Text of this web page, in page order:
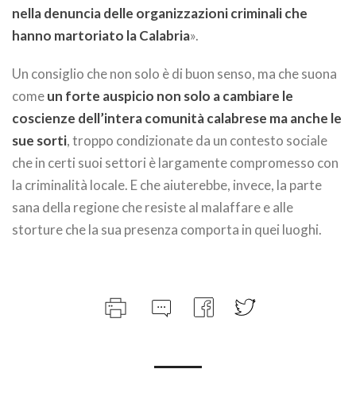
nella denuncia delle organizzazioni criminali che
hanno martoriato la Calabria».
Un consiglio che non solo è di buon senso, ma che suona
comeun forte auspicio non solo a cambiare le
coscienze dell’intera comunità calabrese ma anche le
sue sorti, troppo condizionate da un contesto sociale
che in certi suoi settori è largamente compromesso con
la criminalità locale. E che aiuterebbe, invece, la parte
sana della regione che resiste al malaffare e alle
storture che la sua presenza comporta in quei luoghi.